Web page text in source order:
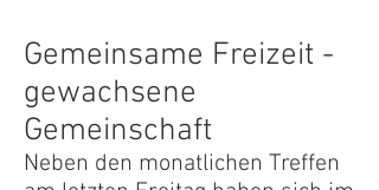
Gemeinsame Freizeit -
gewachsene
Gemeinschaft
Neben den monatlichen Treffen